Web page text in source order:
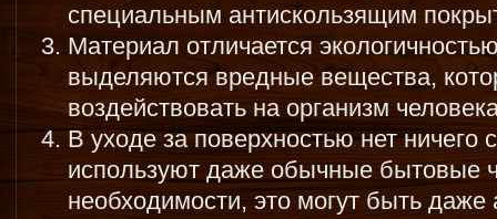
специальным антискользящим
Материал отличается
выделяются вредные вещества,
воздействовать на организм
В уходе за поверхностью нет ничего
используют даже обычные бытовые
необходимости, это могут быть